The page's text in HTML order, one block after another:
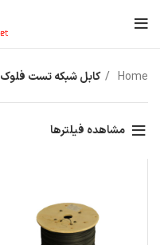
Home کابل شبکه تست فلوک
مشاهده فیلترها